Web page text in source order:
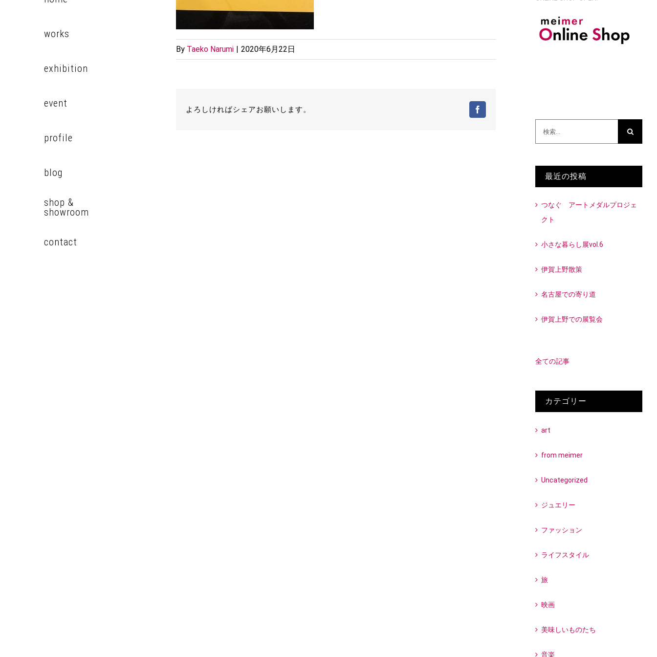
works
exhibition
event
profile
blog
shop &
showroom
contact
By Taeko Narumi | 2020年6月22日
よろしければシェアお願いします。
最近の投稿
つなぐ アートメダルプロジェ
クト
小さな暮らし展vol.6
伊賀上野散策
名古屋での寄り道
伊賀上野での展覧会
全ての記事
カテゴリー
art
from meimer
Uncategorized
ジュエリー
ファッション
ライフスタイル
旅
映画
美味しいものたち
音楽